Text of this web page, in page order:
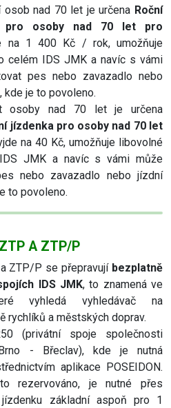
osob nad 70 let je určena Roční
pro osoby nad 70 let pro
na 1 400 Kč / rok, umožňuje
celém IDS JMK a navíc s vámi
pes nebo zavazadlo nebo
je to povoleno.
osoby nad 70 let je určena
jízdenka pro osoby nad 70 let
na 40 Kč, umožňuje libovolné
JMK a navíc s vámi může
nebo zavazadlo nebo jízdní
to povoleno.
A ZTP/P
ZTP/P se přepravují bezplatně
IDS JMK, to znamená ve
vyhledá vyhledávač na
rychlíků a městských doprav.
(privátní spoje společnosti
- Břeclav), kde je nutná
aplikace POSEIDON.
rezervováno, je nutné přes
jízdenku základní aspoň pro 1